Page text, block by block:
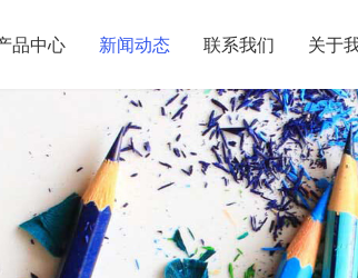
品中心 新闻动态 联系我们 关于